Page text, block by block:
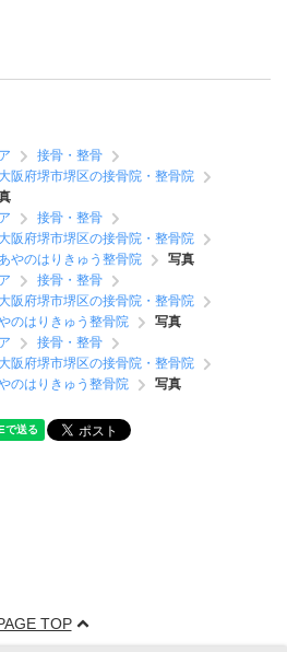
接骨・整骨
大阪府堺市堺区の接骨院・整骨院
接骨・整骨
大阪府堺市堺区の接骨院・整骨院
やのはりきゅう整骨院
写真
接骨・整骨
大阪府堺市堺区の接骨院・整骨院
のはりきゅう整骨院
写真
接骨・整骨
大阪府堺市堺区の接骨院・整骨院
のはりきゅう整骨院 写真
TOP